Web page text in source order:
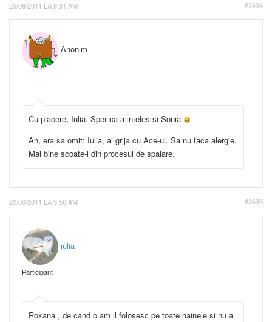
20/06/2011 LA 9:31 AM #3634
Anonim
Cu placere, Iulia. Sper ca a inteles si Sonia
Ah, era sa omit: Iulia, ai grija cu Ace-ul. Sa nu faca alergie.
Mai bine scoate-l din procesul de spalare.
20/06/2011 LA 9:56 AM #3636
iulia
Participant
Roxana , de cand o am il folosesc pe toate hainele si nu a